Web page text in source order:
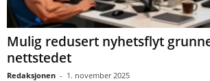
Mulig redusert nyhetsflyt
nettstedet
Redaksjonen - 1. november 2025